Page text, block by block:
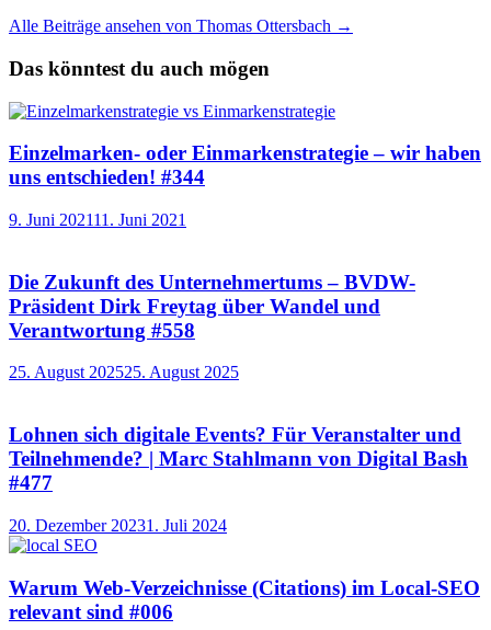
Alle Beiträge ansehen von Thomas Ottersbach →
Das könntest du auch mögen
Einzelmarken- oder Einmarkenstrategie – wir haben
uns entschieden! #344
9. Juni 202111. Juni 2021
Die Zukunft des Unternehmertums – BVDW-
Präsident Dirk Freytag über Wandel und
Verantwortung #558
25. August 202525. August 2025
Lohnen sich digitale Events? Für Veranstalter und
Teilnehmende? | Marc Stahlmann von Digital Bash
#477
20. Dezember 20231. Juli 2024
Warum Web-Verzeichnisse (Citations) im Local-SEO
relevant sind #006